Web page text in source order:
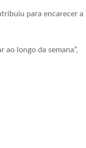
para encarecer a
ao longo da semana”,